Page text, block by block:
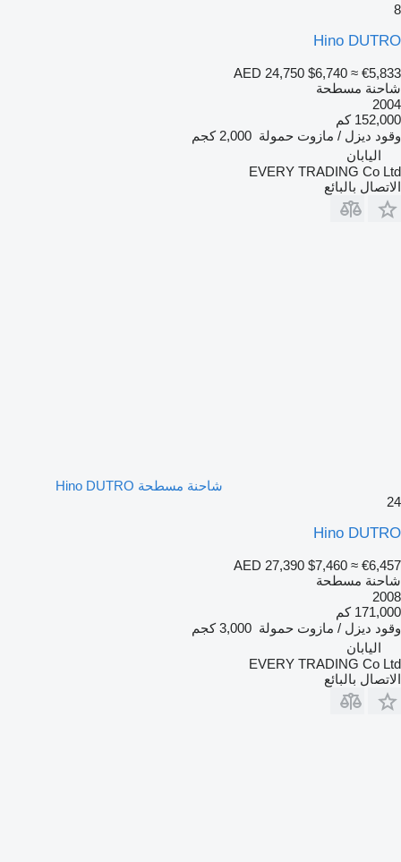
8
Hino DUTRO
AED 24,750 $6,740 ≈ €5,833
شاحنة مسطحة
2004
152,000 كم
وقود ديزل / مازوت حمولة 2,000 كجم
اليابان
EVERY TRADING Co Ltd
الاتصال بالبائع
شاحنة مسطحة Hino DUTRO
24
Hino DUTRO
AED 27,390 $7,460 ≈ €6,457
شاحنة مسطحة
2008
171,000 كم
وقود ديزل / مازوت حمولة 3,000 كجم
اليابان
EVERY TRADING Co Ltd
الاتصال بالبائع